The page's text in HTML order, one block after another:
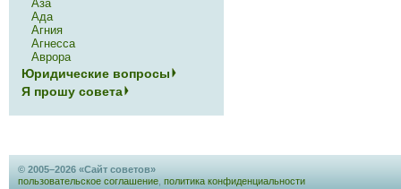
Аза
Ада
Агния
Агнесса
Аврора
Юридические вопросы
Я прошу совета
© 2005–2026 «Сайт советов»
пользовательское соглашение политика конфиденциальности